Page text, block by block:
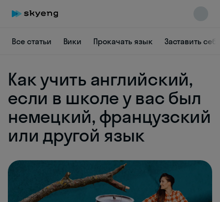
Все статьи Вики Прокачать язык Заставить
Как учить английский,
если в школе у вас был
немецкий, французский
или другой язык
Skyeng Chat
online